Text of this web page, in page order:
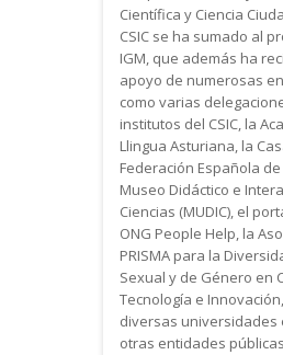
Científica y Ciencia
CSIC se ha sumado al
IGM, que además ha
apoyo de numerosas
como varias
institutos del CSIC, la
Llingua Asturiana, la
Federación Española
Museo Didáctico e
Ciencias (MUDIC), el
ONG People Help, la
PRISMA para la
Sexual y de Género en
Tecnología e
diversas universidades
otras entidades